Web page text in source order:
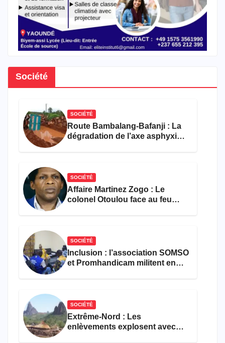
Société
SOCIÉTÉ
Route Bambalang-Bafanji : La
dégradation de l’axe asphyxie
SOCIÉTÉ
Affaire Martinez Zogo : Le
colonel Otoulou face au feu
SOCIÉTÉ
Inclusion : l’association SOMSO
et Promhandicam militent en
SOCIÉTÉ
Extrême-Nord : Les
enlèvements explosent avec